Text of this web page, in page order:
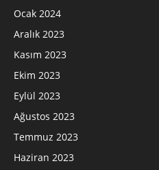
Ocak 2024
Aralık 2023
Kasım 2023
Ekim 2023
Eylül 2023
Ağustos 2023
Temmuz 2023
Haziran 2023